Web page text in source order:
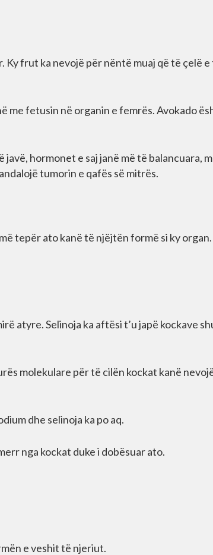
frut ka nevojë për nëntë muaj që të çelë e
me fetusin në organin e femrës. Avokado
hormonet e saj janë më të balancuara,
tumorin e qafës së mitrës.
tepër ato kanë të njëjtën formë si ky organ.
atyre. Selinoja ka aftësi t’u japë kockave
molekulare për të cilën kockat kanë
dhe selinoja ka po aq.
nga kockat duke i dobësuar ato.
e veshit të njeriut.